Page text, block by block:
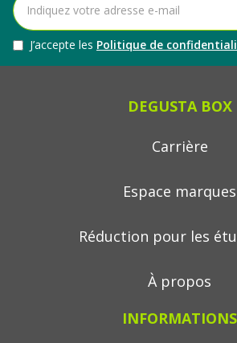
J’accepte les Politique de
DEGUSTA BOX
Carrière
Espace marques
Réduction pour les
À propos
INFORMATIONS